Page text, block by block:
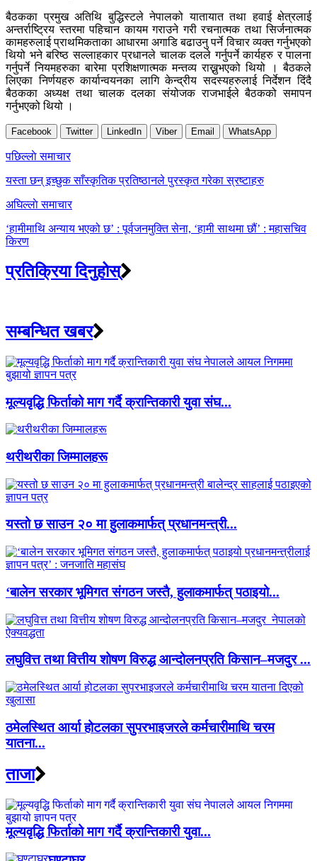
बैठकका प्रमुख अतिथि बुद्धिस्टले नेपालको यातायात तथा हवाई क्षेत्रलाई
अन्तर्राष्ट्रिय स्तरमा पहिचान कायम गराउने गरी रचनात्मक तथा सिर्जनात्मक
कामहरुलाई प्राथमिकताका आधारमा अगाडि बढाउनु पर्ने विचार व्यक्त गर्नुभएको
थियो भने बरिष्ठ सल्लाहकार प्रधानले चालक दलले गर्नुपर्ने कार्यहरु र पालना
गर्नुपर्ने नियमहरुका बारेमा प्रशिक्षणात्मक मन्तव्य राख्नुभएको थियो । बैठकले
लिएका निर्णयहरु कार्यान्वयनका लागि केन्द्रीय सदस्यहरुलाई निर्देशन दिंदै
बैठकका अध्यक्ष तथा चालक दलका संयोजक राजभाईले बैठकको समापन
गर्नुभएको थियो ।
Facebook Twitter LinkedIn Viber Email WhatsApp
Post
navigation
पछिल्लाे समाचार
यस्ता छन् इच्छुक साँस्कृतिक प्रतिष्ठानले पुरस्कृत गरेका स्रष्टाहरु
अघिल्लाे समाचार
‘हामीमाथि अन्याय भएको छ’ : पूर्वजनमुक्ति सेना, ‘हामी साथमा छौं’ : महासचिव
किरण
प्रतिक्रिया दिनुहोस्
सम्बन्धित खबर
मूल्यवृद्धि फिर्ताको माग गर्दै क्रान्तिकारी युवा संघ...
थरीथरीका जिम्मालहरू
यस्तो छ साउन २० मा हुलाकमार्फत् प्रधानमन्त्री...
‘बालेन सरकार भूमिगत संगठन जस्तै, हुलाकमार्फत् पठाइयो...
लघुवित्त तथा वित्तीय शोषण विरुद्ध आन्दोलनप्रति किसान–मजदुर ...
ठमेलस्थित आर्या होटलका सुपरभाइजरले कर्मचारीमाथि चरम
यातना...
ताजा
मूल्यवृद्धि फिर्ताको माग गर्दै क्रान्तिकारी युवा...